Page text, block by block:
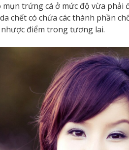
trứng cá ở mức độ vừa phải
chết có chứa các thành phần
điểm trong tương lai.